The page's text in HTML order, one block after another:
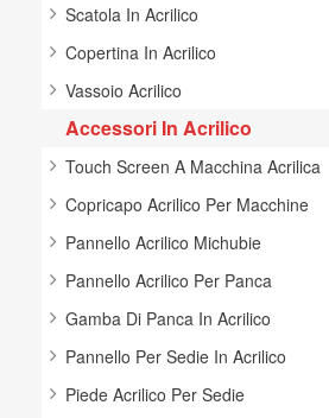
Scatola In Acrilico
Copertina In Acrilico
Vassoio Acrilico
Accessori In Acrilico
Touch Screen A Macchina Acrilica
Copricapo Acrilico Per Macchine
Pannello Acrilico Michubie
Pannello Acrilico Per Panca
Gamba Di Panca In Acrilico
Pannello Per Sedie In Acrilico
Piede Acrilico Per Sedie